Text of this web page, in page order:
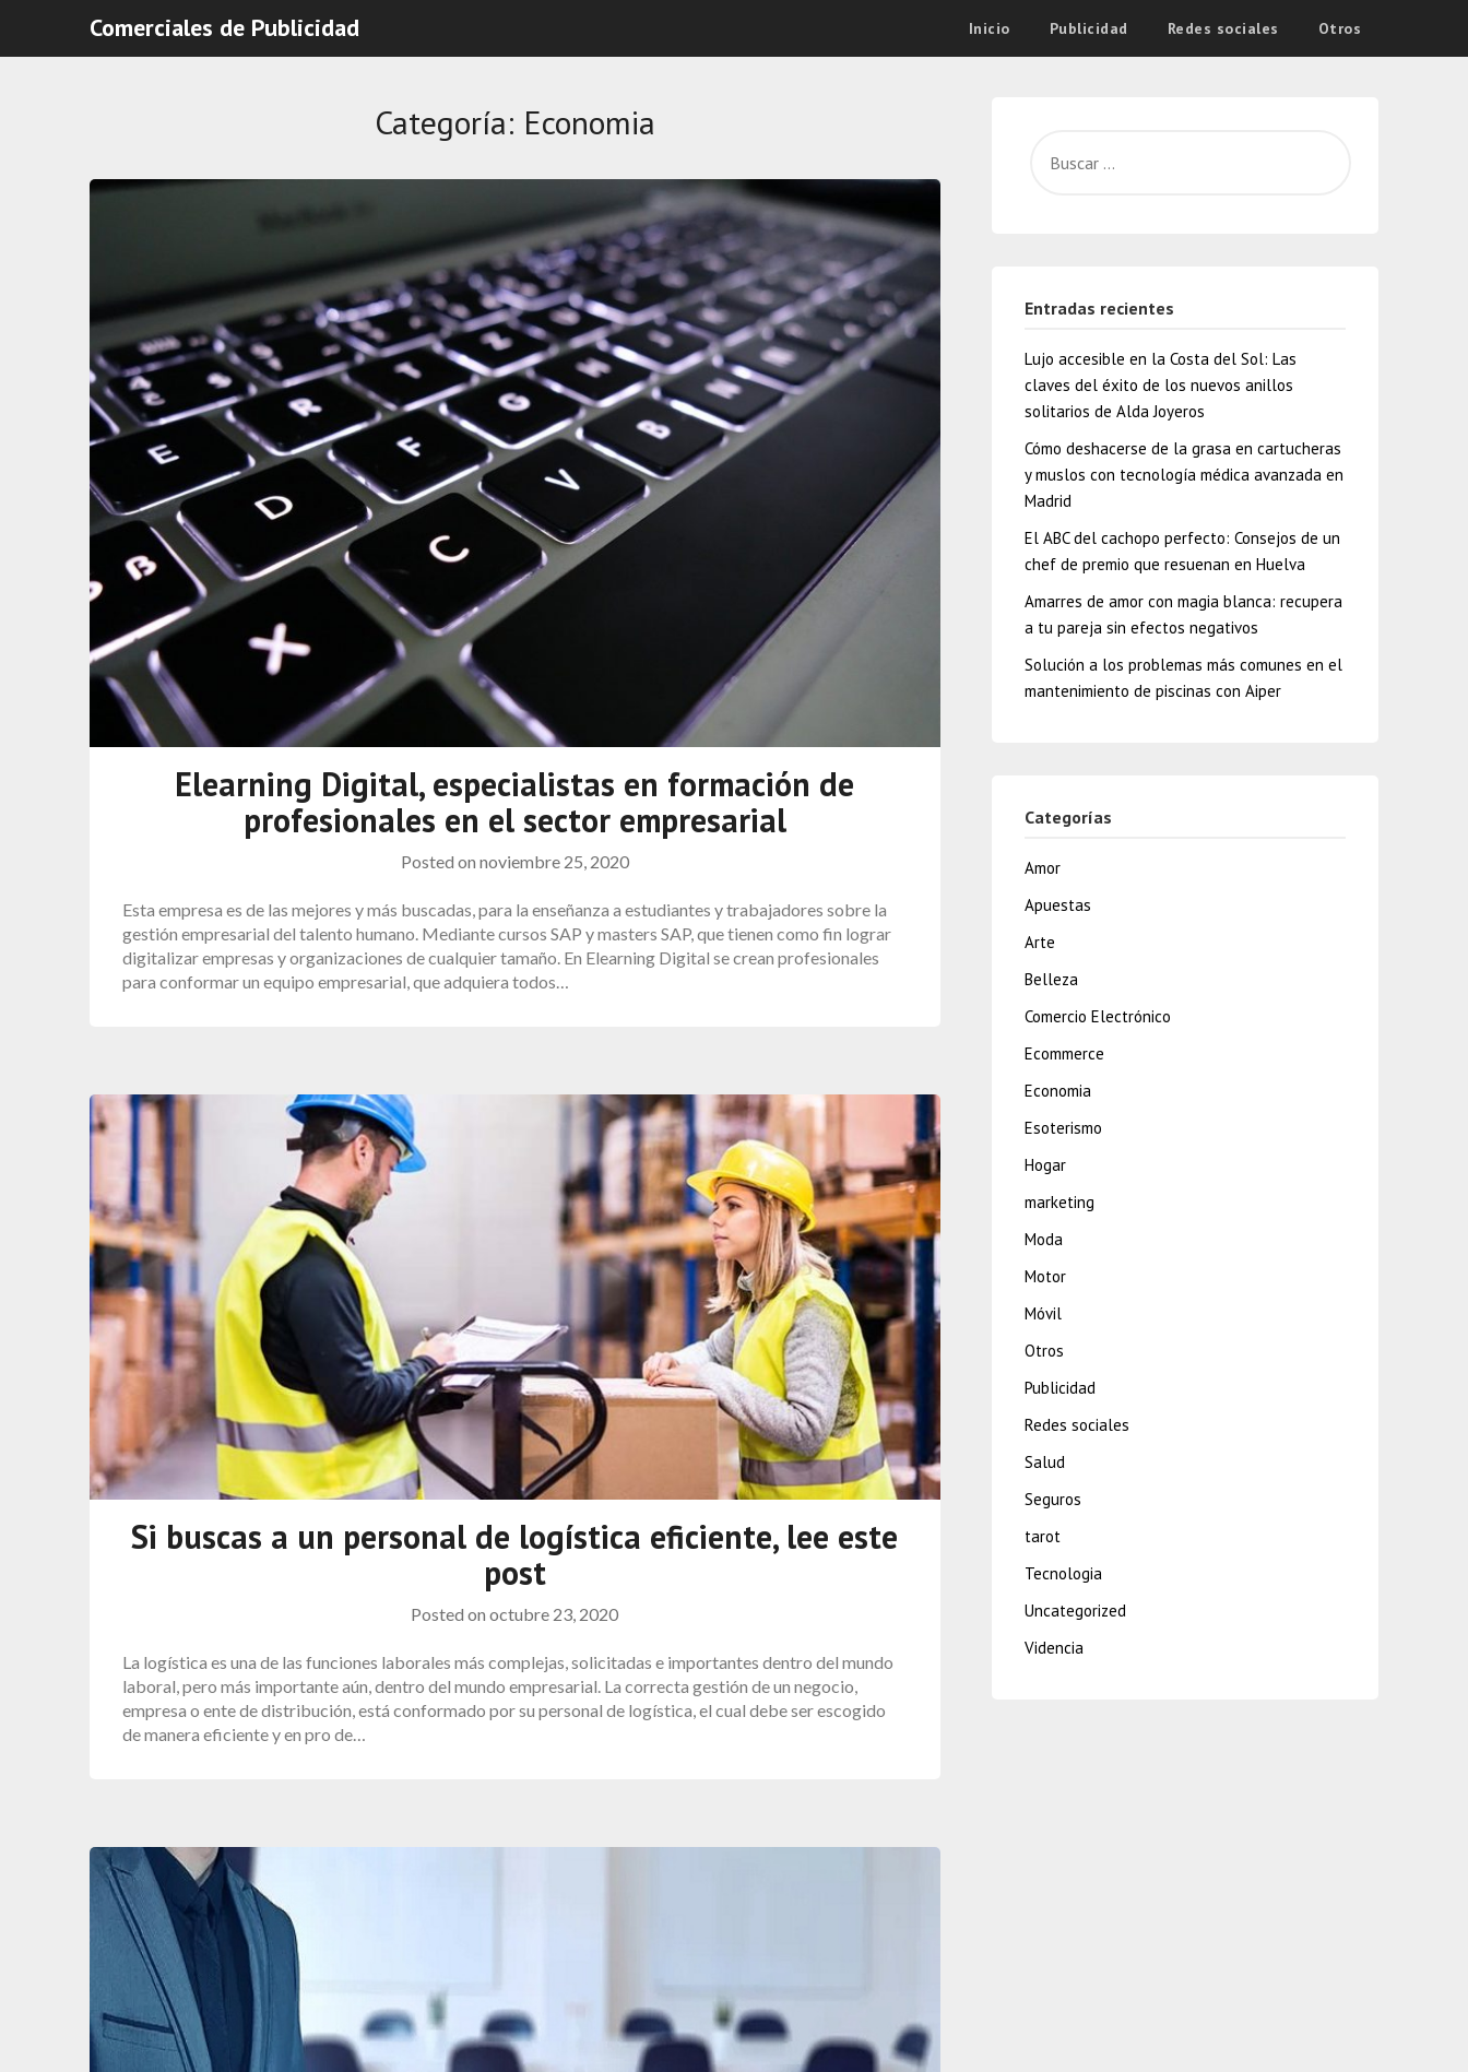
Comerciales de Publicidad Inicio Publicidad Redes sociales Otros
Categoría: Economia
Elearning Digital, especialistas en formación de
profesionales en el sector empresarial
Posted on noviembre 25, 2020
Esta empresa es de las mejores y más buscadas, para la enseñanza a estudiantes y trabajadores sobre la
gestión empresarial del talento humano. Mediante cursos SAP y masters SAP, que tienen como fin lograr
digitalizar empresas y organizaciones de cualquier tamaño. En Elearning Digital se crean profesionales
para conformar un equipo empresarial, que adquiera todos…
Si buscas a un personal de logística eficiente, lee este
post
Posted onoctubre 23, 2020
La logística es una de las funciones laborales más complejas, solicitadas e importantes dentro del mundo
laboral, pero más importante aún, dentro del mundo empresarial. La correcta gestión de un negocio,
empresa o ente de distribución, está conformado por su personal de logística, el cual debe ser escogido
de manera eficiente y en pro de…
Entradas recientes
Lujo accesible en la Costa del Sol: Las
claves del éxito de los nuevos anillos
solitarios de Alda Joyeros
Cómo deshacerse de la grasa en cartucheras
y muslos con tecnología médica avanzada en
Madrid
El ABC del cachopo perfecto: Consejos de un
chef de premio que resuenan en Huelva
Amarres de amor con magia blanca: recupera
a tu pareja sin efectos negativos
Solución a los problemas más comunes en el
mantenimiento de piscinas con Aiper
Categorías
Amor
Apuestas
Arte
Belleza
Comercio Electrónico
Ecommerce
Economia
Esoterismo
Hogar
marketing
Moda
Motor
Móvil
Otros
Publicidad
Redes sociales
Salud
Seguros
tarot
Tecnologia
Uncategorized
Videncia